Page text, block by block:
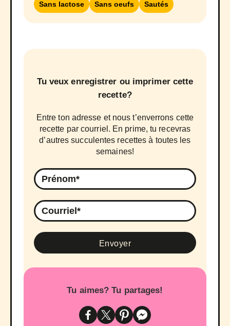
Sans lactose Sans oeufs Sautés
Tu veux enregistrer ou imprimer cette
recette?
Entre ton adresse et nous t’enverrons cette
recette par courriel. En prime, tu recevras
d’autres succulentes recettes à toutes les
semaines!
Tu aimes? Tu partages!